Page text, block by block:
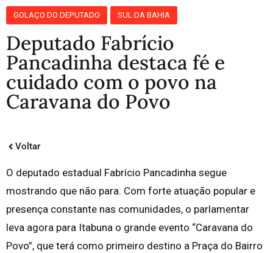
GOLAÇO DO DEPUTADO SUL DA BAHIA
Deputado Fabrício
Pancadinha destaca fé e
cuidado com o povo na
Caravana do Povo
Voltar
O deputado estadual Fabrício Pancadinha segue
mostrando que não para. Com forte atuação popular e
presença constante nas comunidades, o parlamentar
leva agora para Itabuna o grande evento “Caravana do
Povo”, que terá como primeiro destino a Praça do Bairro